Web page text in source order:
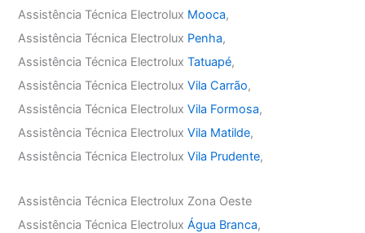
Assistência Técnica Electrolux Mooca,
Assistência Técnica Electrolux Penha,
Assistência Técnica ElectroluxTatuapé,
Assistência Técnica ElectroluxVila Carrão,
Assistência Técnica ElectroluxVila Formosa,
Assistência Técnica ElectroluxVila Matilde,
Assistência Técnica ElectroluxVila Prudente,
Assistência Técnica Electrolux Zona Oeste
Assistência Técnica ElectroluxÁgua Branca,